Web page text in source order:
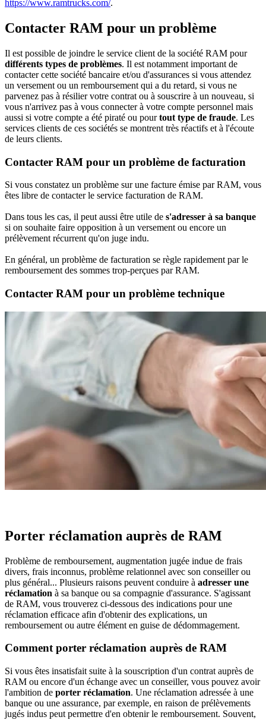
https://www.ramtrucks.com/.
Contacter RAM pour un problème
Il est possible de joindre le service client de la société RAM pour
différents types de problèmes. Il est notamment important de
contacter cette société bancaire et/ou d'assurances si vous attendez
un versement ou un remboursement qui a du retard, si vous ne
parvenez pas à résilier votre contrat ou à souscrire à un nouveau, si
vous n'arrivez pas à vous connecter à votre compte personnel mais
aussi si votre compte a été piraté ou pourtout type de fraude. Les
services clients de ces sociétés se montrent très réactifs et à l'écoute
de leurs clients.
Contacter RAM pour un problème de facturation
Si vous constatez un problème sur une facture émise par RAM, vous
êtes libre de contacter le service facturation de RAM.
Dans tous les cas, il peut aussi être utile de s'adresser à sa banque
si on souhaite faire opposition à un versement ou encore un
prélèvement récurrent qu'on juge indu.
En général, un problème de facturation se règle rapidement par le
remboursement des sommes trop-perçues par RAM.
Contacter RAM pour un problème technique
Porter réclamation auprès de RAM
Problème de remboursement, augmentation jugée indue de frais
divers, frais inconnus, problème relationnel avec son conseiller ou
plus général... Plusieurs raisons peuvent conduire à adresser une
réclamation à sa banque ou sa compagnie d'assurance. S'agissant
de RAM, vous trouverez ci-dessous des indications pour une
réclamation efficace afin d'obtenir des explications, un
remboursement ou autre élément en guise de dédommagement.
Comment porter réclamation auprès de RAM
Si vous êtes insatisfait suite à la souscription d'un contrat auprès de
RAM ou encore d'un échange avec un conseiller, vous pouvez avoir
l'ambition de porter réclamation. Une réclamation adressée à une
banque ou une assurance, par exemple, en raison de prélèvements
jugés indus peut permettre d'en obtenir le remboursement. Souvent,